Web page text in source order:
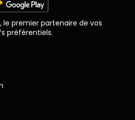
le premier partenaire de vos
préférentiels.